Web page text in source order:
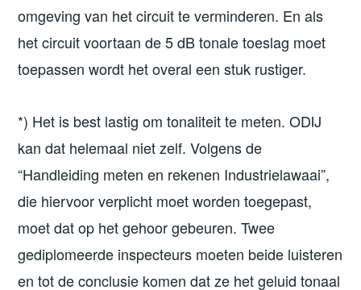
omgeving van het circuit te verminderen. En als
het circuit voortaan de 5 dB tonale toeslag moet
toepassen wordt het overal een stuk rustiger.
*) Het is best lastig om tonaliteit te meten. ODIJ
kan dat helemaal niet zelf. Volgens de
“Handleiding meten en rekenen Industrielawaai”,
die hiervoor verplicht moet worden toegepast,
moet dat op het gehoor gebeuren. Twee
gediplomeerde inspecteurs moeten beide luisteren
en tot de conclusie komen dat ze het geluid tonaal